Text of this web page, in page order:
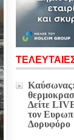
Καύσωνας:
Δείτε
τον
Δορυφόρο